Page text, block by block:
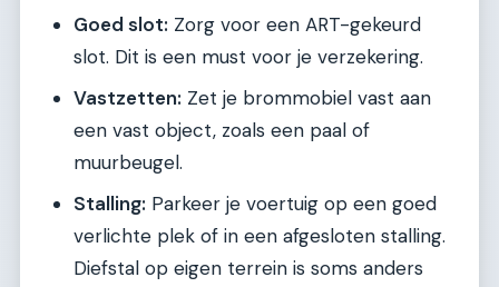
Goed slot: Zorg voor een ART-gekeurd
slot. Dit is een must voor je verzekering.
Vastzetten: Zet je brommobiel vast aan
een vast object, zoals een paal of
muurbeugel.
Stalling: Parkeer je voertuig op een goed
verlichte plek of in een afgesloten stalling.
Diefstal op eigen terrein is soms anders